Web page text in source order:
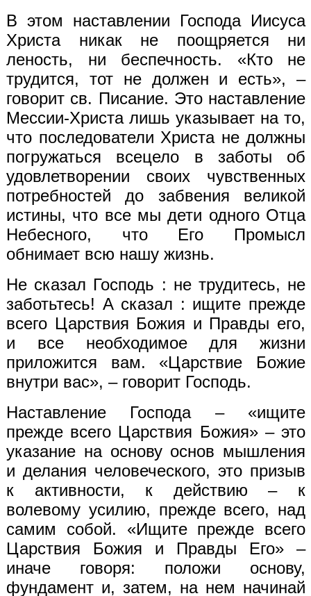
В этом наставлении Господа Иисуса
Христа никак не поощряется ни
леность, ни беспечность. «Кто не
трудится, тот не должен и есть», –
говорит св. Писание. Это наставление
Мессии-Христа лишь указывает на то,
что последователи Христа не должны
погружаться всецело в заботы об
удовлетворении своих чувственных
потребностей до забвения великой
истины, что все мы дети одного Отца
Небесного, что Его Промысл
обнимает всю нашу жизнь.
Не сказал Господь : не трудитесь, не
заботьтесь! А сказал : ищите прежде
всего Царствия Божия и Правды его,
и все необходимое для жизни
приложится вам. «Царствие Божие
внутри вас», – говорит Господь.
Наставление Господа – «ищите
прежде всего Царствия Божия» – это
указание на основу основ мышления
и делания человеческого, это призыв
к активности, к действию – к
волевому усилию, прежде всего, над
самим собой. «Ищите прежде всего
Царствия Божия и Правды Его» –
иначе говоря: положи основу,
фундамент и, затем, на нем начинай